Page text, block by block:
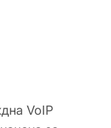
VoIP